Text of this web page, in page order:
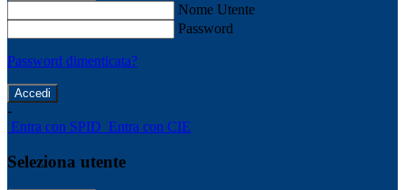
Nome Utente
Password
Password dimenticata?
-
Entra con SPID Entra con CIE
Seleziona utente